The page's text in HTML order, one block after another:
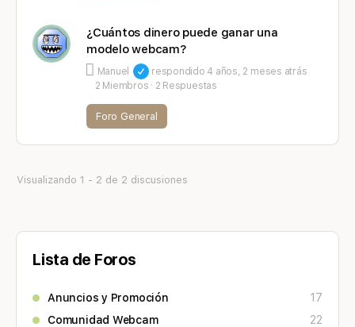
¿Cuántos dinero puede ganar una
modelo webcam?
Manuel respondido 4 años, 2 meses atrás
2 Miembros · 2 Respuestas
Foro General
Visualizando 1 - 2 de 2 discusiones
Lista de Foros
Anuncios y Promoción
17
Comunidad Webcam
22